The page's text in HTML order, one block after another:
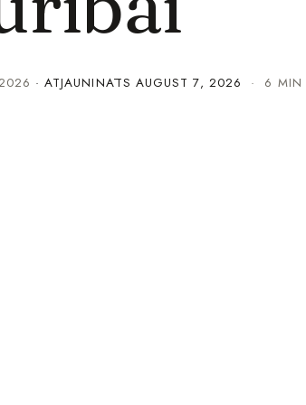
· ATJAUNINĀTS AUGUST 7, 2026 · 6 MIN